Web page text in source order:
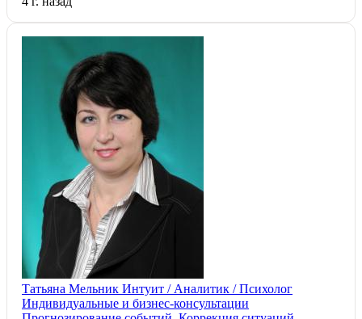
Татьяна Мельник Интуит / Аналитик / Психолог
Индивидуальные и бизнес-консультации